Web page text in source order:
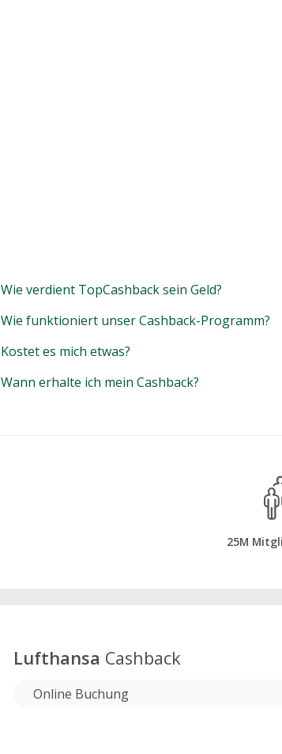
Wie verdient TopCashback sein Geld?
Wie funktioniert unser Cashback-Programm?
Kostet es mich etwas?
Wann erhalte ich mein Cashback?
25M
Lufthansa Cashback
Online Buchung